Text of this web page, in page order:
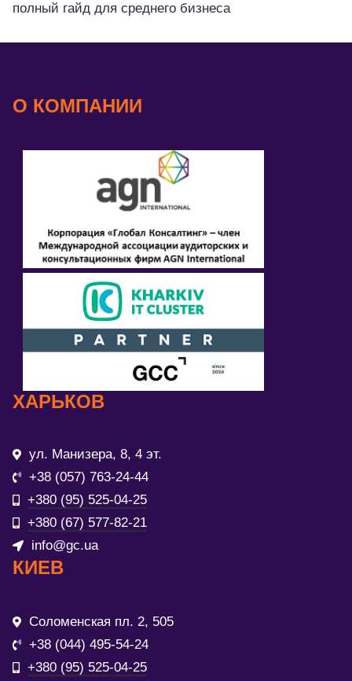
полный гайд для среднего бизнеса
О КОМПАНИИ
ХАРЬКОВ
ул. Манизера, 8, 4 эт.
+38 (057) 763-24-44
+380 (95) 525-04-25
+380 (67) 577-82-21
info@gc.ua
КИЕВ
Соломенская пл. 2, 505
+38 (044) 495-54-24
+380 (95) 525-04-25